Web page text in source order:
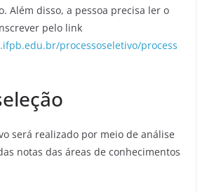
Além disso, a pessoa precisa ler o
pelo link
processoseletivo/process
será realizado por meio de análise
notas das áreas de conhecimentos